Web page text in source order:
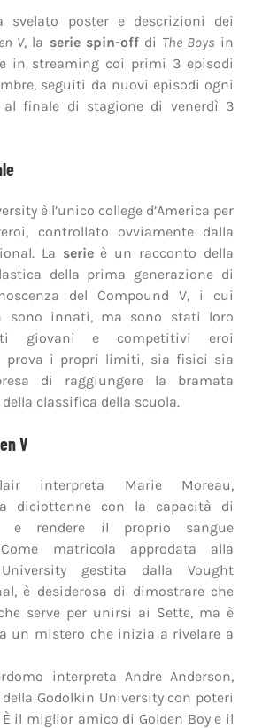
svelato poster e descrizioni dei
V, la serie spin-offdi The Boys in
in streaming coi primi 3 episodi
seguiti da nuovi episodi ogni
al finale di stagione di venerdì 3
è l’unico college d’America per
controllato ovviamente dalla
La serieè un racconto della
della prima generazione di
del Compound V, i cui
sono innati, ma sono stati loro
giovani e competitivi eroi
prova i propri limiti, sia fisici sia
di raggiungere la bramata
classifica della scuola.
V
interpreta Marie Moreau,
diciottenne con la capacità di
e rendere il proprio sangue
Come matricola approdata alla
gestita dalla Vought
è desiderosa di dimostrare che
serve per unirsi ai Sette, ma è
un mistero che inizia a rivelare a
interpreta Andre Anderson,
Godolkin University con poteri
il miglior amico di Golden Boy e il